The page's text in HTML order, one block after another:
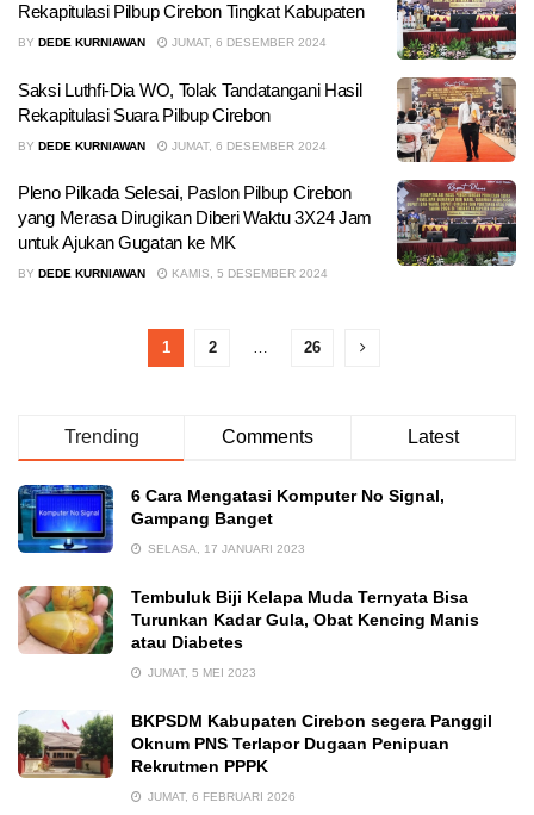
Rekapitulasi Pilbup Cirebon Tingkat Kabupaten
BY DEDE KURNIAWAN JUMAT, 6 DESEMBER 2024
Saksi Luthfi-Dia WO, Tolak Tandatangani Hasil
Rekapitulasi Suara Pilbup Cirebon
BY DEDE KURNIAWAN JUMAT, 6 DESEMBER 2024
Pleno Pilkada Selesai, Paslon Pilbup Cirebon
yang Merasa Dirugikan Diberi Waktu 3X24 Jam
untuk Ajukan Gugatan ke MK
BY DEDE KURNIAWAN KAMIS, 5 DESEMBER 2024
1 2 … 26
Trending Comments Latest
6 Cara Mengatasi Komputer No Signal,
Gampang Banget
SELASA, 17 JANUARI 2023
Tembuluk Biji Kelapa Muda Ternyata Bisa
Turunkan Kadar Gula, Obat Kencing Manis
atau Diabetes
JUMAT, 5 MEI 2023
BKPSDM Kabupaten Cirebon segera Panggil
Oknum PNS Terlapor Dugaan Penipuan
Rekrutmen PPPK
JUMAT, 6 FEBRUARI 2026